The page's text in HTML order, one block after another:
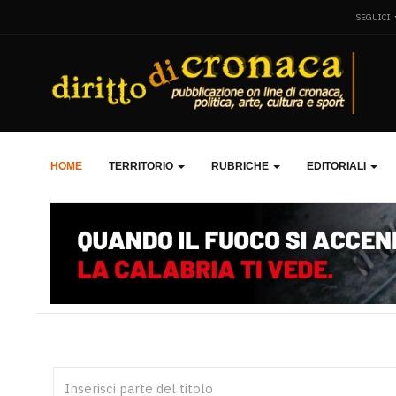
SEGUICI
HOME TERRITORIO RUBRICHE EDITORIALI